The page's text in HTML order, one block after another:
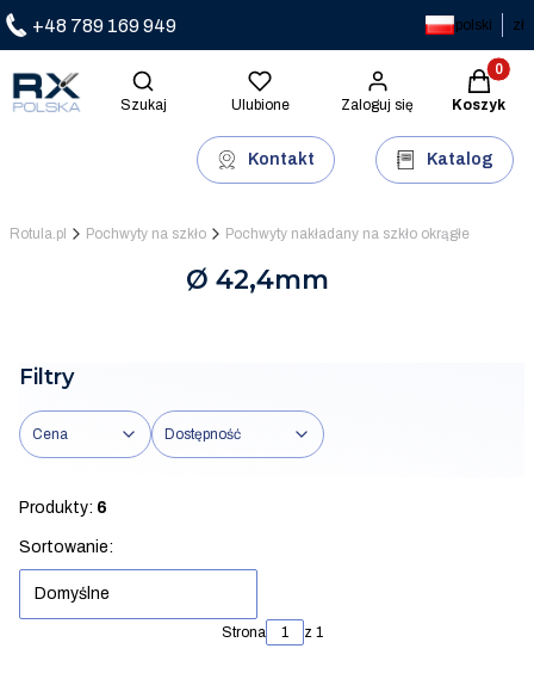
+48 789 169 949 polski zł
Otwórz wyszukiwarkę
Szukaj Ulubione Zaloguj się Koszyk
Kontakt Katalog
Rotula.pl Pochwyty na szkło Pochwyty nakładany na szkło okrągłe
Ø 42,4mm
Filtry
Cena Dostępność
Produkty: 6
Lista produktów
Sortowanie:
Domyślne
Strona z 1